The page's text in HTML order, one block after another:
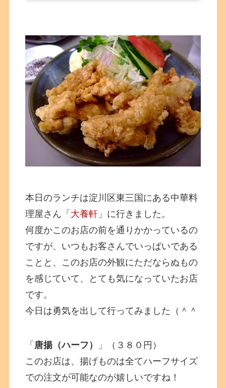
本日のランチは淀川区東三国にある中華料
理屋さん「 大養軒 」に行きました。
何度かこのお店の前を通りかかっているの
ですが、いつもお客さんでいっぱいである
ことと、このお店の外観にただならぬもの
を感じていて、とても気になっていたお店
です。
今日は勇気を出して行ってみました（＾＾
「 唐揚（ハーフ）
」（３８０円）
このお店は、揚げものは全てハーフサイズ
での注文が可能なのが嬉しいですね！